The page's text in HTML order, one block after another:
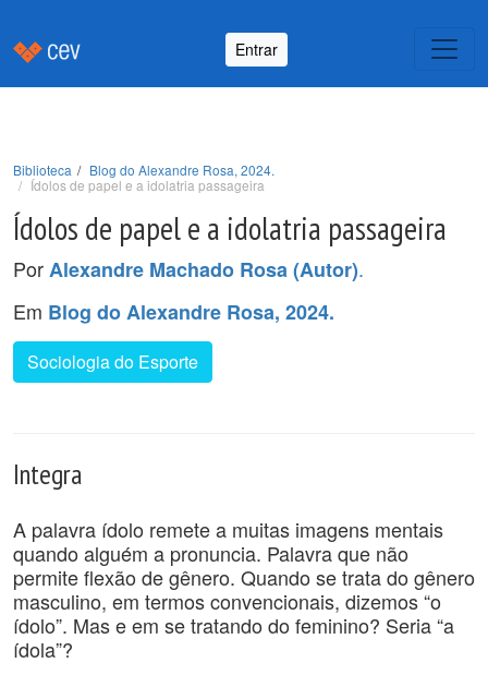
Entrar
Biblioteca
Blog do Alexandre Rosa, 2024.
Ídolos de papel e a idolatria passageira
Ídolos de papel e a idolatria passageira
PorAlexandre Machado Rosa (Autor).
Em Blog do Alexandre Rosa, 2024.
Sociologia do Esporte
Integra
A palavra ídolo remete a muitas imagens mentais
quando alguém a pronuncia. Palavra que não
permite flexão de gênero. Quando se trata do gênero
masculino, em termos convencionais, dizemos “o
ídolo”. Mas e em se tratando do feminino? Seria “a
ídola”?